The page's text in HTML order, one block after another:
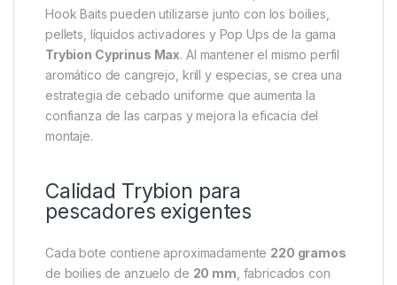
que mantiene el interés de las carpas durante horas.
Esta acción resulta especialmente eficaz en aguas
templadas, donde el boilie alcanza un equilibrio ideal
entre resistencia y liberación de atrayentes,
favoreciendo picadas rápidas y constantes.
Ideal para combinar con la
Para obtener el máximo rendimiento, estos Hard
Hook Baits pueden utilizarse junto con los boilies,
pellets, líquidos activadores y Pop Ups de la gama
Trybion Cyprinus Max. Al mantener el mismo perfil